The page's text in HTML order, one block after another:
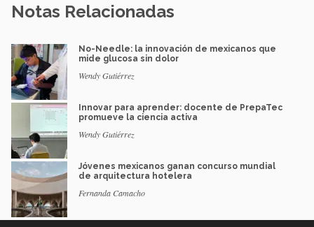
Notas Relacionadas
No-Needle: la innovación de mexicanos que
mide glucosa sin dolor
Wendy Gutiérrez
Innovar para aprender: docente de PrepaTec
promueve la ciencia activa
Wendy Gutiérrez
Jóvenes mexicanos ganan concurso mundial
de arquitectura hotelera
Fernanda Camacho